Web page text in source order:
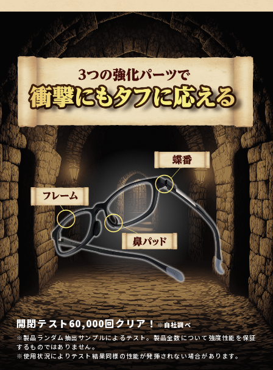
開閉テスト60,000回クリア！※自社調べ
※製品ランダム抽出サンプルによるテスト。製品全数について強度性能を保証
するものではありません。
※使用状況によりテスト結果同様の性能が発揮されない場合があります。